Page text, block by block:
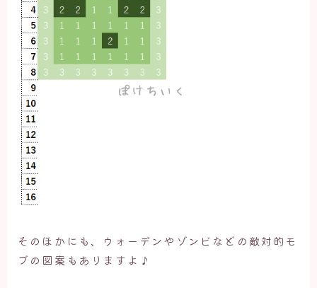
そのほかにも、ウォーデンやゾンビなどの敵対的モ
ブの図案もありますよ♪